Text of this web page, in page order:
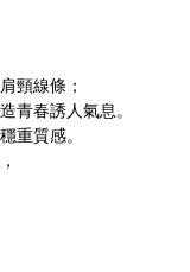
頸線條；
青春誘人氣息。
重質感。